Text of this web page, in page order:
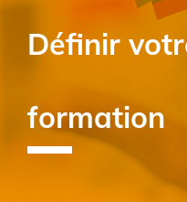
Définir
formation